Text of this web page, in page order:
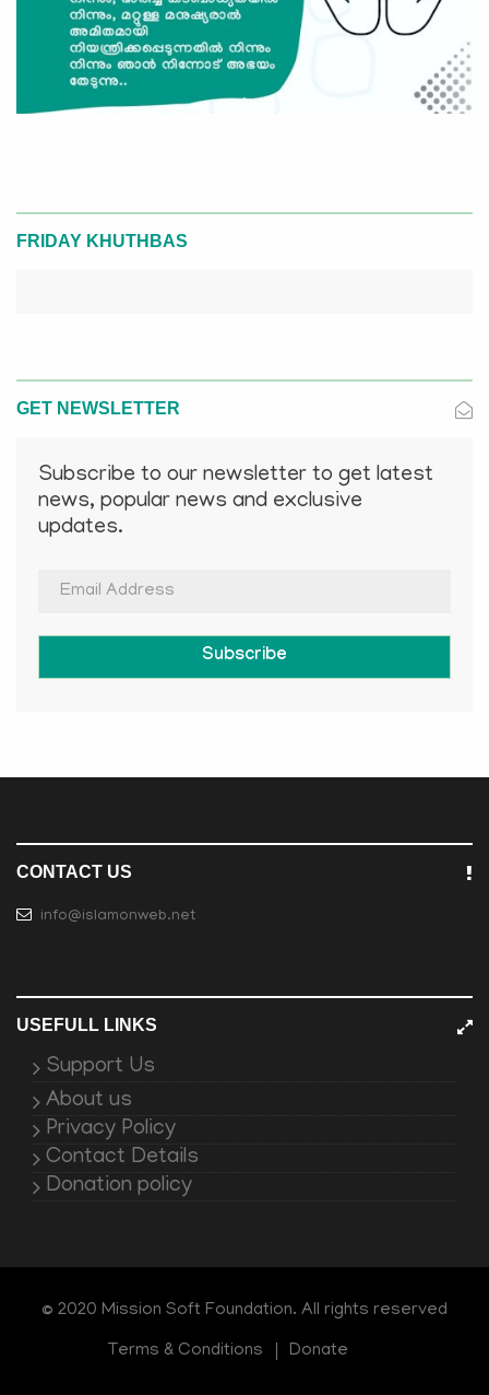
FRIDAY KHUTHBAS
GET NEWSLETTER
Subscribe to our newsletter to get latest
news, popular news and exclusive
updates.
Subscribe
CONTACT US
info@islamonweb.net
USEFULL LINKS
Support Us
About us
Privacy Policy
Contact Details
Donation policy
© 2020 Mission Soft Foundation. All rights reserved
Terms & Conditions Donate